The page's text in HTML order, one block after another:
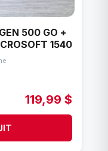
500 GO +
1540
119,99 $